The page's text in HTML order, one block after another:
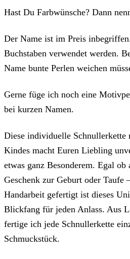
Hast Du Farbwünsche? Dann
Der Name ist im Preis
Buchstaben verwendet werden.
Name bunte Perlen weichen
Gerne füge ich noch eine
bei kurzen Namen.
Diese individuelle Schnullerkette
Kindes macht Euren Liebling
etwas ganz Besonderem. Egal ob
Geschenk zur Geburt oder Taufe
Handarbeit gefertigt ist dieses
Blickfang für jeden Anlass. Aus
fertige ich jede Schnullerkette
Schmuckstück.